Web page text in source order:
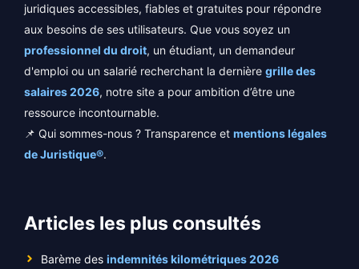
juridiques accessibles, fiables et gratuites pour répondre
aux besoins de ses utilisateurs. Que vous soyez un
professionnel du droit, un étudiant, un demandeur
d'emploi ou un salarié recherchant la dernière grille des
salaires 2026, notre site a pour ambition d’être une
ressource incontournable.
📌 Qui sommes-nous ? Transparence et mentions légales
de Juristique®.
Articles les plus consultés
Barème des indemnités kilométriques 2026